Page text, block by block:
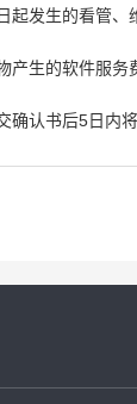
起发生的看管
产生的软件服
确认书后5日内